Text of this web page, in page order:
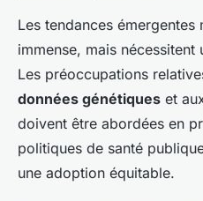
Les tendances
immense, mais
Les préoccupations
données génétiques et
doivent être abordées en
politiques de santé
une adoption équitable.